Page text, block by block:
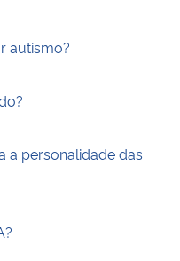
autismo?
a personalidade das